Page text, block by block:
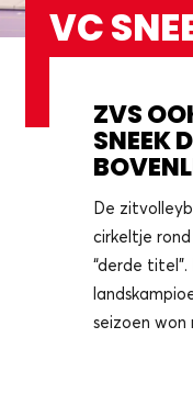
VC
ZVS
SNEEK
De
cirkeltje
“derde
seizoen